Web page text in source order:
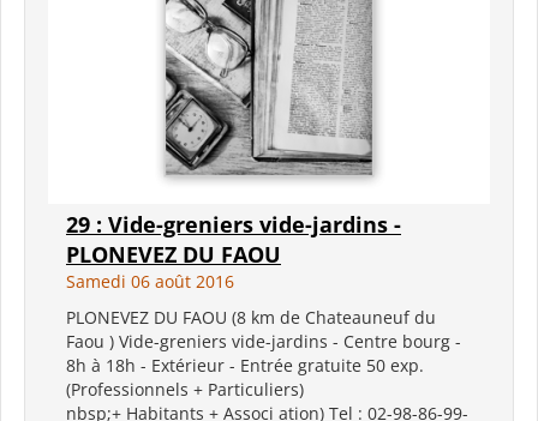
29 : Vide-greniers vide-jardins -
PLONEVEZ DU FAOU
Samedi 06 août 2016
PLONEVEZ DU FAOU (8 km de Chateauneuf du
Faou ) Vide-greniers vide-jardins - Centre bourg -
8h à 18h - Extérieur - Entrée gratuite 50 exp.
(Professionnels + Particuliers)
nbsp;+ Habitants + Associ ation) Tel : 02-98-86-99-